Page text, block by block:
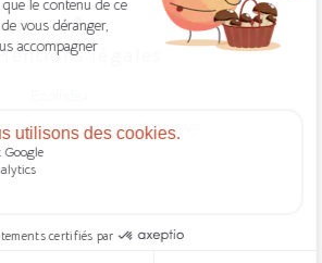
légales
note l'empreinte carbone d'une page.